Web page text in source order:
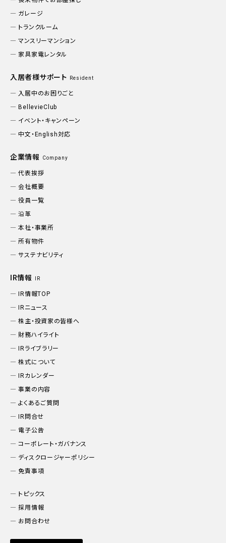
ガレージ
トランクルーム
マンスリーマンション
家具家電レンタル
入居者様サポート Resident
入居中のお困りごと
BellevieClub
イベント・キャンペーン
中文・English対応
企業情報 Company
代表挨拶
会社概要
役員一覧
沿革
本社・事業所
所有物件
サステナビリティ
IR情報 IR
IR情報TOP
IRニュース
株主・投資家の皆様へ
財務ハイライト
IRライブラリー
株式について
IRカレンダー
事業の内容
よくあるご質問
IR問合せ
電子公告
コーポレート・ガバナンス
ディスクロージャーポリシー
免責事項
トピックス
採用情報
お問合わせ